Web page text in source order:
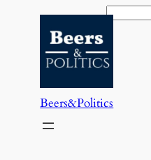
contenido
Buscar
Beers&Politics